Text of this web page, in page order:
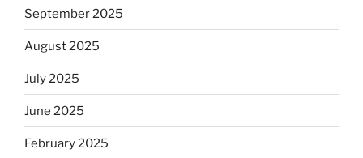
September 2025
August 2025
July 2025
June 2025
February 2025